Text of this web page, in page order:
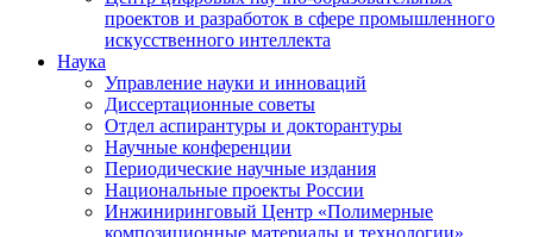
проектов и разработок в сфере промышленного
искусственного интеллекта
Наука
Управление науки и инноваций
Диссертационные советы
Отдел аспирантуры и докторантуры
Научные конференции
Периодические научные издания
Национальные проекты России
Инжиниринговый Центр «Полимерные
композиционные материалы и технологии»